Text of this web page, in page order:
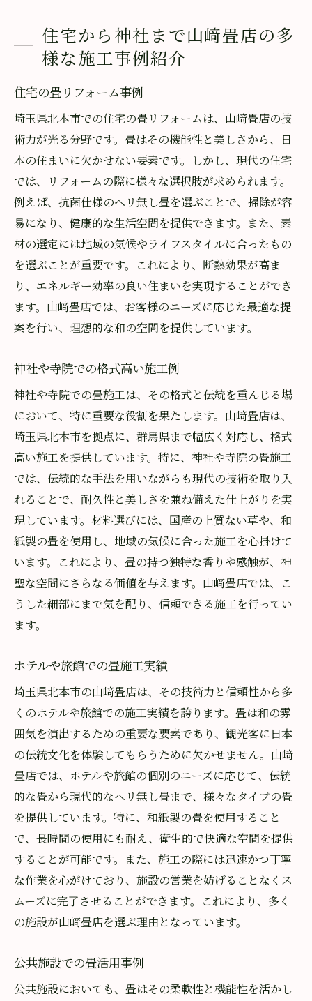
住宅から神社まで山﨑畳店の多
様な施工事例紹介
住宅の畳リフォーム事例
埼玉県北本市での住宅の畳リフォームは、山﨑畳店の技
術力が光る分野です。畳はその機能性と美しさから、日
本の住まいに欠かせない要素です。しかし、現代の住宅
では、リフォームの際に様々な選択肢が求められます。
例えば、抗菌仕様のヘリ無し畳を選ぶことで、掃除が容
易になり、健康的な生活空間を提供できます。また、素
材の選定には地域の気候やライフスタイルに合ったもの
を選ぶことが重要です。これにより、断熱効果が高ま
り、エネルギー効率の良い住まいを実現することができ
ます。山﨑畳店では、お客様のニーズに応じた最適な提
案を行い、理想的な和の空間を提供しています。
神社や寺院での格式高い施工例
神社や寺院での畳施工は、その格式と伝統を重んじる場
において、特に重要な役割を果たします。山﨑畳店は、
埼玉県北本市を拠点に、群馬県まで幅広く対応し、格式
高い施工を提供しています。特に、神社や寺院の畳施工
では、伝統的な手法を用いながらも現代の技術を取り入
れることで、耐久性と美しさを兼ね備えた仕上がりを実
現しています。材料選びには、国産の上質ない草や、和
紙製の畳を使用し、地域の気候に合った施工を心掛けて
います。これにより、畳の持つ独特な香りや感触が、神
聖な空間にさらなる価値を与えます。山﨑畳店では、こ
うした細部にまで気を配り、信頼できる施工を行ってい
ます。
ホテルや旅館での畳施工実績
埼玉県北本市の山﨑畳店は、その技術力と信頼性から多
くのホテルや旅館での施工実績を誇ります。畳は和の雰
囲気を演出するための重要な要素であり、観光客に日本
の伝統文化を体験してもらうために欠かせません。山﨑
畳店では、ホテルや旅館の個別のニーズに応じて、伝統
的な畳から現代的なヘリ無し畳まで、様々なタイプの畳
を提供しています。特に、和紙製の畳を使用すること
で、長時間の使用にも耐え、衛生的で快適な空間を提供
することが可能です。また、施工の際には迅速かつ丁寧
な作業を心がけており、施設の営業を妨げることなくス
ムーズに完了させることができます。これにより、多く
の施設が山﨑畳店を選ぶ理由となっています。
公共施設での畳活用事例
公共施設においても、畳はその柔軟性と機能性を活かし